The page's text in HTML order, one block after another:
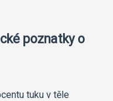
poznatky o
tuku v těle